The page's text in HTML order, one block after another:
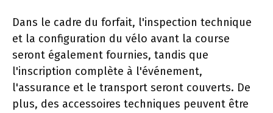
Dans le cadre du forfait, l'inspection technique
et la configuration du vélo avant la course
seront également fournies, tandis que
l'inscription complète à l'événement,
l'assurance et le transport seront couverts. De
plus, des accessoires techniques peuvent être